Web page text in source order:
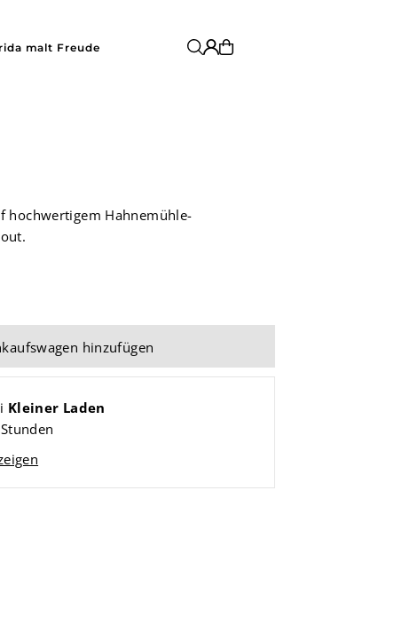
malt Freude
hochwertigem Hahnemühle-
Kleiner Laden